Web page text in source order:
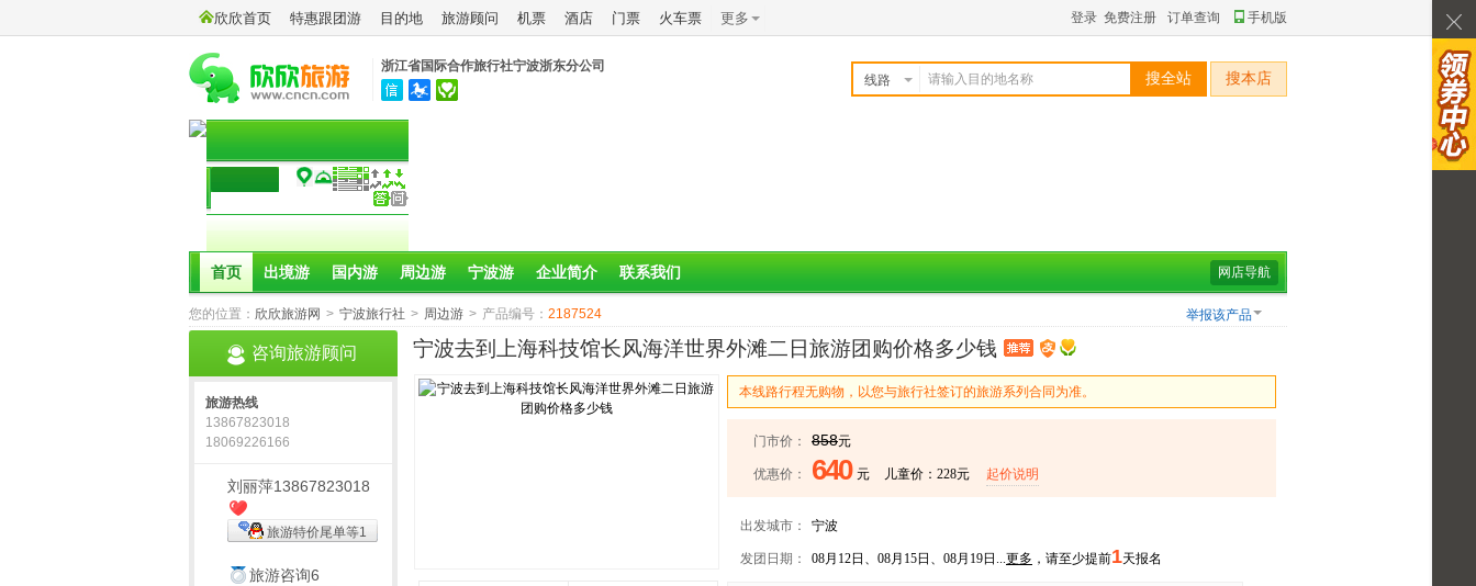
欣欣首页 特惠跟团游 目的地 旅游顾问 机票 酒店 门票 火车票 更多 订单查询 手机版
登录 免费注册
线路 搜全站 搜本店
浙江省国际合作旅行社宁波浙东分公司
网店导航
首页 出境游 国内游 周边游 宁波游 企业简介 联系我们
您的位置： 欣欣旅游网 > 宁波旅行社 > 周边游 > 产品编号： 2187524
宁波去到上海科技馆长风海洋世界外滩二日旅游团购价格多少钱
本线路行程无购物，以您与旅行社签订的旅游系列合同为准。
门市价： 858元
优惠价： 640 元 儿童价： 228元 起价说明
出发城市： 宁波
发团日期： 08月12日、08月15日、08月19日...更多 ，请至少提前1天报名
咨询旅游顾问
旅游热线
13867823018
18069226166
刘丽萍13867823018
旅游特价尾单等1
旅游咨询6
举报该产品